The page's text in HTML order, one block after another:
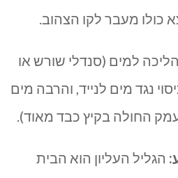
מעבר לקו הצהוב.
למים (סנדלי שורש או
נגד מים לנייד, והרבה מים
החולה בקיץ כבד מאוד).
הגליל העליון הוא הבית